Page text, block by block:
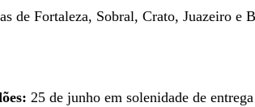
de Fortaleza, Sobral, Crato, Juazeiro e
25 de junho em solenidade de